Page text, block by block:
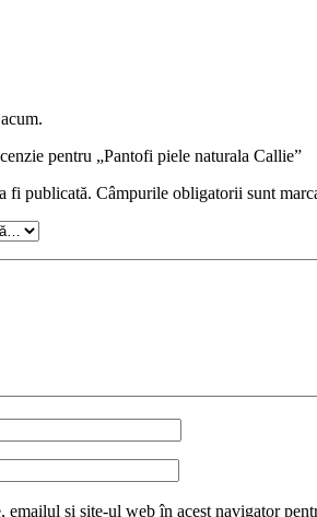
pentru „Pantofi piele naturala Callie”
fi publicată. Câmpurile obligatorii sunt
emailul și site-ul web în acest navigator